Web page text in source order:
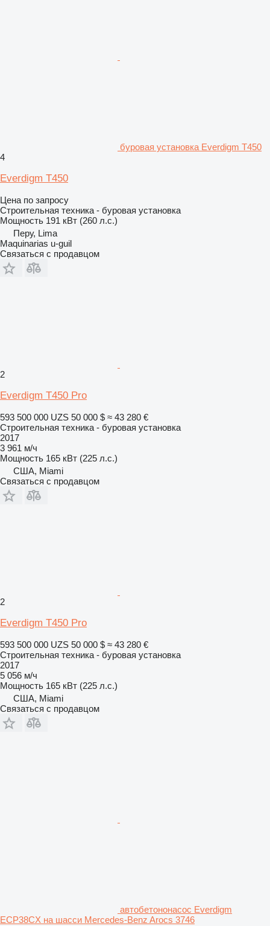
буровая установка Everdigm T450
4
Everdigm T450
Цена по запросу
Строительная техника - буровая установка
Мощность 191 кВт (260 л.с.)
Перу, Lima
Maquinarias u-guil
Связаться с продавцом
2
Everdigm T450 Pro
593 500 000 UZS 50 000 $ ≈ 43 280 €
Строительная техника - буровая установка
2017
3 961 м/ч
Мощность 165 кВт (225 л.с.)
США, Miami
Связаться с продавцом
2
Everdigm T450 Pro
593 500 000 UZS 50 000 $ ≈ 43 280 €
Строительная техника - буровая установка
2017
5 056 м/ч
Мощность 165 кВт (225 л.с.)
США, Miami
Связаться с продавцом
автобетононасос Everdigm
ECP38CX на шасси Mercedes-Benz Arocs 3746